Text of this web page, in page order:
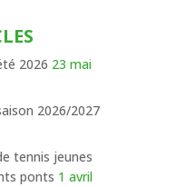
2026 23 mai
2026/2027
tennis jeunes
ponts 1 avril